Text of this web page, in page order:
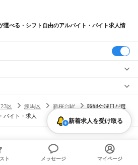
選べる・シフト自由のアルバイト・バイト求人情
墨田区 江東区品川区目黒区大田区
板橋区練馬区足立区葛飾区
鷹市 昭島市
小金井市
寺市
代々木駅
新大久保駅
巣鴨駅 田端駅西日暮里駅 日暮里駅 鶯谷駅
フ 皿洗い・洗い場精肉・鮮魚加工
給食調理
カウンター販売員バー（BAR）・バーテンダー
深夜の仕事 髪型・髪色自由
ネイルOK
区 練馬区 新桜台駅
時間や曜日が選
バイト・求人
新着求人を受け取る
プ
利用規約・プライバシーポリシー
ト メッセージ マイページ